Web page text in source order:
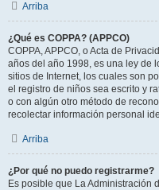
Arriba
¿Qué es COPPA? (APPCO)
COPPA, APPCO, o Acta de
años del año 1998, es una ley de
sitios de Internet, los cuales son
el registro de niños sea escrito y
o con algún otro método de
recolectar información personal
Arriba
¿Por qué no puedo registrarme?
Es posible que La Administración